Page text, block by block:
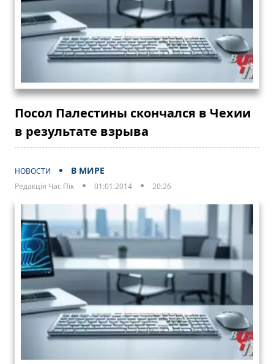
Посол Палестины скончался в Чехии
в результате взрыва
НОВОСТИ В МИРЕ
Редакція Час Пік 01:01:2014 20:26